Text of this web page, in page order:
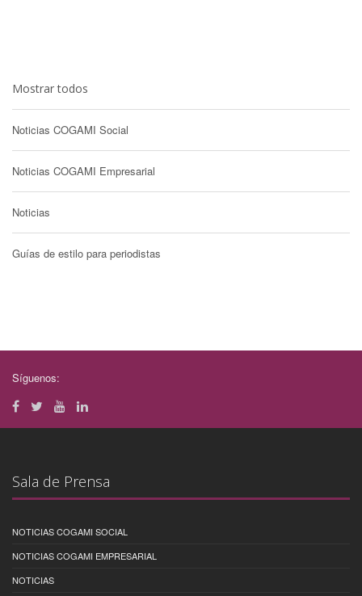
Mostrar todos
Noticias COGAMI Social
Noticias COGAMI Empresarial
Noticias
Guías de estilo para periodistas
Síguenos:
Sala de Prensa
NOTICIAS COGAMI SOCIAL
NOTICIAS COGAMI EMPRESARIAL
NOTICIAS